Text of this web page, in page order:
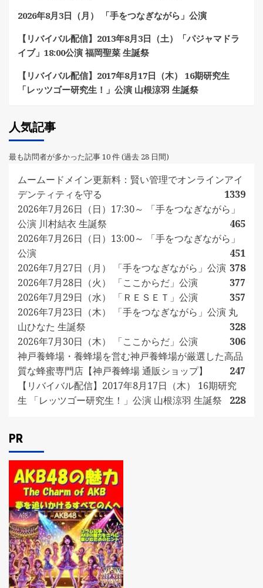
2026年8月3日（月） 「手をつなぎながら」公演
【リバイバル配信】2013年8月3日（土）「パジャマドラ
イブ」18:00公演 福岡聖菜 生誕祭
【リバイバル配信】2017年8月17日（木） 16期研究生
「レッツゴー研究生！」公演 山根涼羽 生誕祭
人気記事
最も訪問者が多かった記事 10 件 (過去 28 日間)
ムームードメイン更新料：賢い管理でオンラインアイ
デンティティを守る
1339
2026年7月26日（日）17:30～ 「手をつなぎながら」
公演 川村結衣 生誕祭
465
2026年7月26日（日）13:00～ 「手をつなぎながら」
公演
451
2026年7月27日（月） 「手をつなぎながら」公演 378
2026年7月28日（火） 「ここからだ」公演
377
2026年7月29日（水） 「ＲＥＳＥＴ」公演
357
2026年7月23日（木） 「手をつなぎながら」公演 丸
山ひなた 生誕祭
328
2026年7月30日（木） 「ここからだ」公演
306
神戸養蜂場・養蜂場を営む神戸養蜂場が厳選した高品
質な蜂蜜専門店【神戸養蜂場 通販ショップ】
247
【リバイバル配信】2017年8月17日（木） 16期研究
生 「レッツゴー研究生！」公演 山根涼羽 生誕祭
228
PR